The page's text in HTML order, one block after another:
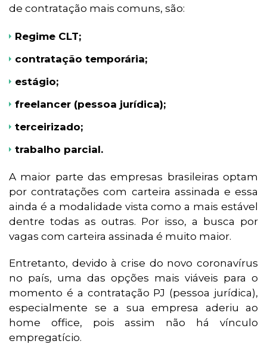
de contratação mais comuns, são:
Regime CLT;
contratação temporária;
estágio;
freelancer (pessoa jurídica);
terceirizado;
trabalho parcial.
A maior parte das empresas brasileiras optam
por contratações com carteira assinada e essa
ainda é a modalidade vista como a mais estável
dentre todas as outras. Por isso, a busca por
vagas com carteira assinada é muito maior.
Entretanto, devido à crise do novo coronavírus
no país, uma das opções mais viáveis para o
momento é a contratação PJ (pessoa jurídica),
especialmente se a sua empresa aderiu ao
home office, pois assim não há vínculo
empregatício.